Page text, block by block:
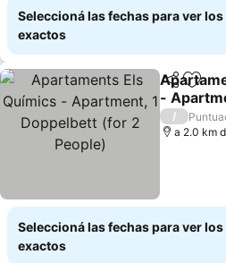
Seleccioná las fechas para ver
exactos
Compartir
-
/
a 2.0 km
Seleccioná las fechas para ver
exactos